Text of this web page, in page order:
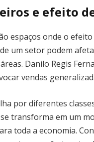
e efeito
espaços onde o
um setor podem
Danilo Regis
vendas
por diferentes
transforma em um
toda a economia.